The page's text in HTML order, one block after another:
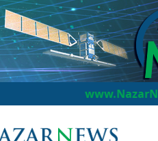
www.NazarNews.kg